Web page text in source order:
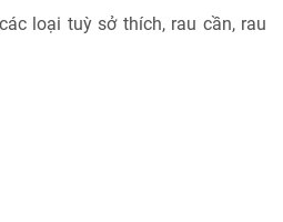
loại tuỳ sở thích, rau cần, rau